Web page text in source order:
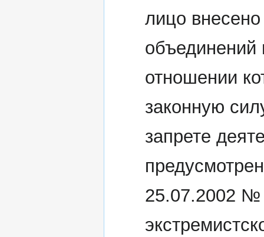
лицо
объединений
отношении
законную
запрете
25.07.2002 №